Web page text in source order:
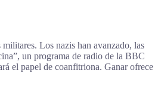
Los nazis han avanzado, las
un programa de radio de la BBC
el papel de coanfitriona. Ganar ofrece